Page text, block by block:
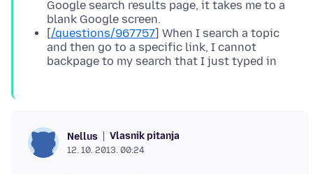
Google search results page, it takes me to a
blank Google screen.
[/questions/967757] When I search a topic
and then go to a specific link, I cannot
backpage to my search that I just typed in
Nellus Vlasnik pitanja
12. 10. 2013. 00:24